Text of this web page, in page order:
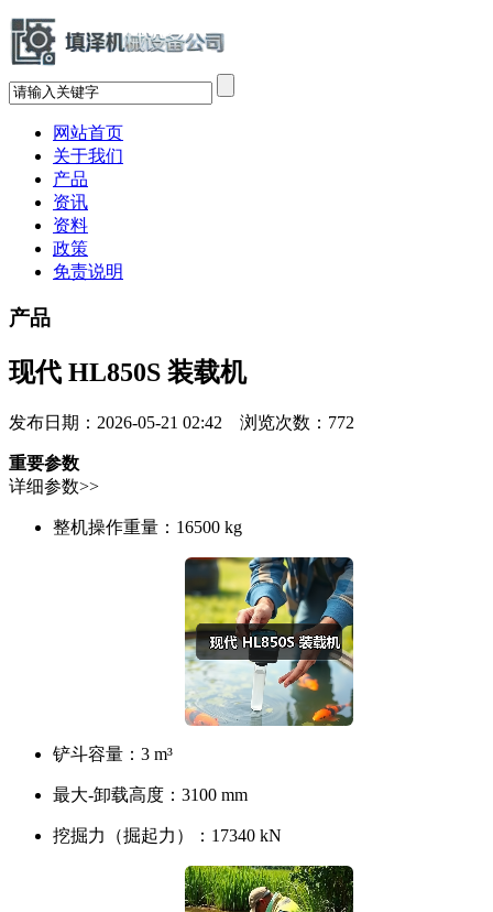
网站首页
关于我们
产品
资讯
资料
政策
免责说明
产品
现代 HL850S 装载机
发布日期：2026-05-21 02:42 浏览次数： 772
重要参数
详细参数>>
整机操作重量： 16500 kg
铲斗容量： 3 m³
最大-卸载高度： 3100 mm
挖掘力（掘起力）： 17340 kN